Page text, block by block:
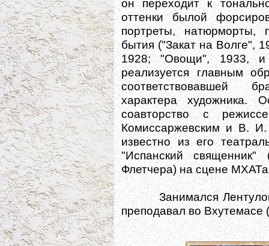
он переходит к
оттенки былой
портреты, натюрморты,
бытия ("Закат на Волге",
1928; "Овощи", 1933, и
реализуется главным
соответствовавшей
характера художника.
соавторство с
Комиссаржевским и В.
известно из его
"Испанский
Флетчера) на сцене МХАТа
Занимался Лентулов и
преподавал во Вхутемасе